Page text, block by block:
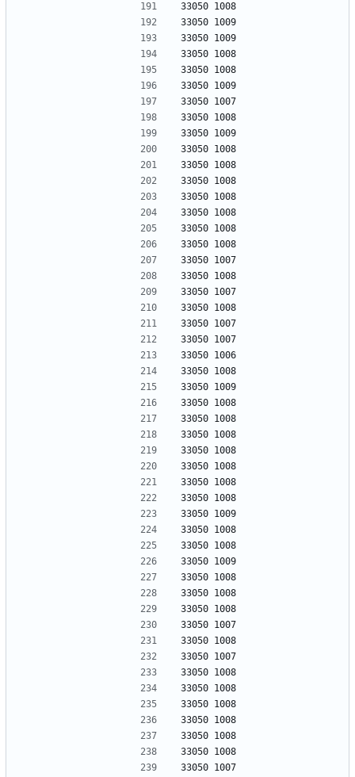
33050 1008
33050 1009
33050 1009
33050 1008
33050 1008
33050 1009
33050 1007
33050 1008
33050 1009
33050 1008
33050 1008
33050 1008
33050 1008
33050 1008
33050 1008
33050 1008
33050 1007
33050 1008
33050 1007
33050 1008
33050 1007
33050 1007
33050 1006
33050 1008
33050 1009
33050 1008
33050 1008
33050 1008
33050 1008
33050 1008
33050 1008
33050 1008
33050 1009
33050 1008
33050 1008
33050 1009
33050 1008
33050 1008
33050 1008
33050 1007
33050 1008
33050 1007
33050 1008
33050 1008
33050 1008
33050 1008
33050 1008
33050 1008
33050 1007